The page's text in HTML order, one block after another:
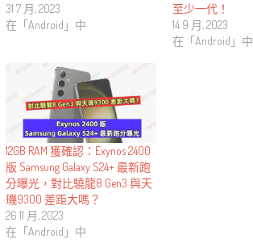
31 7 月, 2023
在「Android」中
至少一代！
14 9 月, 2023
在「Android」中
12GB RAM 獲確認：Exynos 2400
版 Samsung Galaxy S24+ 最新跑
分曝光，對比驍龍8 Gen3 與天
璣9300 差距大嗎？
26 11 月, 2023
在「Android」中